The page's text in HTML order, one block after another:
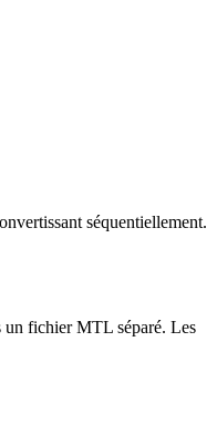
séquentiellement.
un fichier MTL séparé. Les